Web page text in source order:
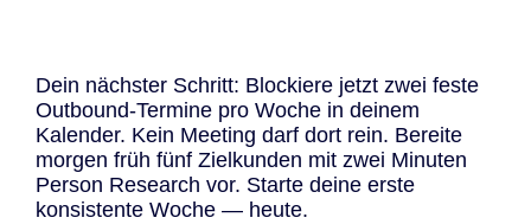
Dein nächster Schritt: Blockiere jetzt zwei feste
Outbound-Termine pro Woche in deinem
Kalender. Kein Meeting darf dort rein. Bereite
morgen früh fünf Zielkunden mit zwei Minuten
Person Research vor. Starte deine erste
konsistente Woche — heute.